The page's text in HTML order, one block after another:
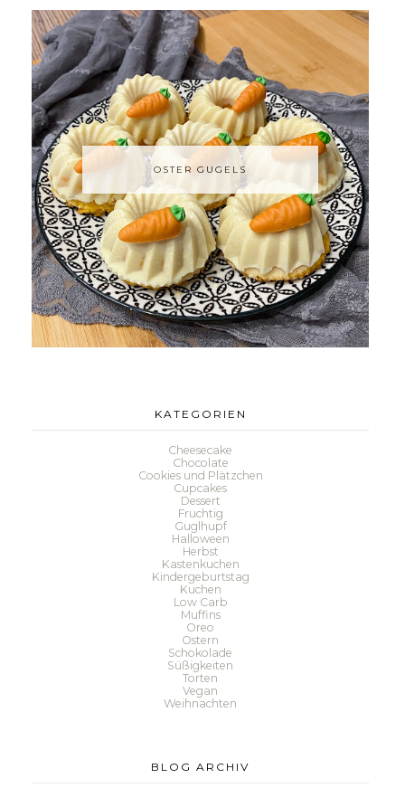
OSTER GUGELS
KATEGORIEN
Cheesecake
Chocolate
Cookies und Plätzchen
Cupcakes
Dessert
Fruchtig
Guglhupf
Halloween
Herbst
Kastenkuchen
Kindergeburtstag
Kuchen
Low Carb
Muffins
Oreo
Ostern
Schokolade
Süßigkeiten
Torten
Vegan
Weihnachten
BLOG ARCHIV